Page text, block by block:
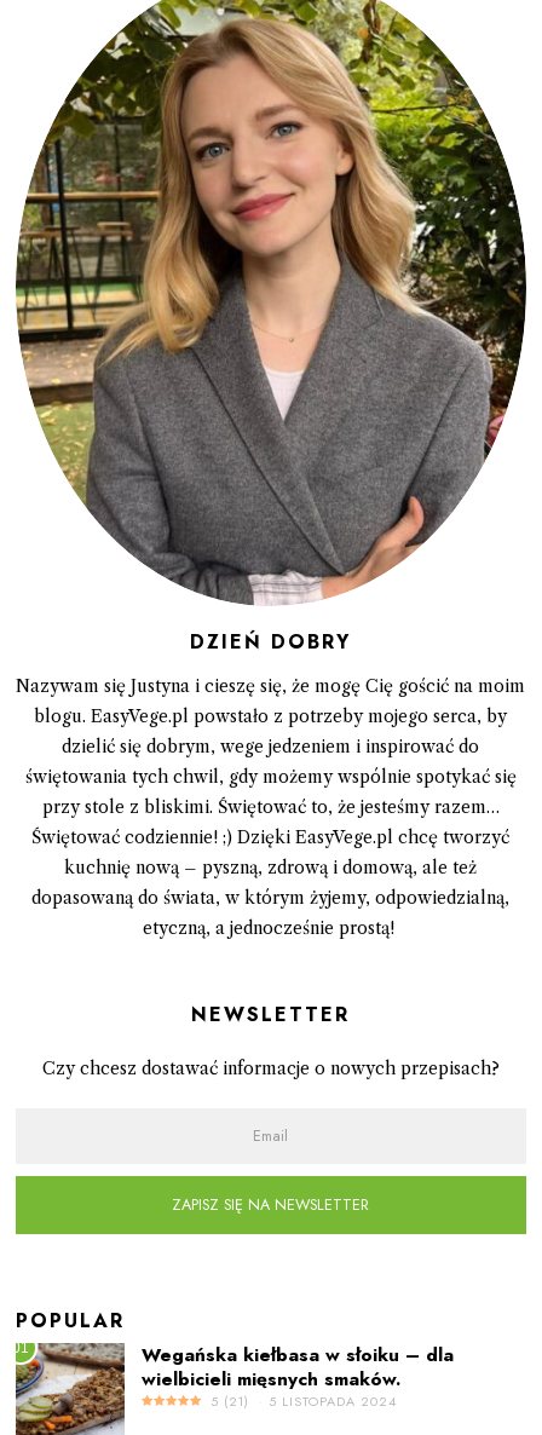
DZIEŃ DOBRY
Nazywam się Justyna i cieszę się, że mogę Cię gościć na moim
blogu. EasyVege.pl powstało z potrzeby mojego serca, by
dzielić się dobrym, wege jedzeniem i inspirować do
świętowania tych chwil, gdy możemy wspólnie spotykać się
przy stole z bliskimi. Świętować to, że jesteśmy razem…
Świętować codziennie! ;) Dzięki EasyVege.pl chcę tworzyć
kuchnię nową – pyszną, zdrową i domową, ale też
dopasowaną do świata, w którym żyjemy, odpowiedzialną,
etyczną, a jednocześnie prostą!
Newsletter
Czy chcesz dostawać informacje o nowych przepisach?
ZAPISZ SIĘ NA NEWSLETTER
POPULAR
01
Wegańska kiełbasa w słoiku – dla
wielbicieli mięsnych smaków.
5 (21) 5 LISTOPADA 2024